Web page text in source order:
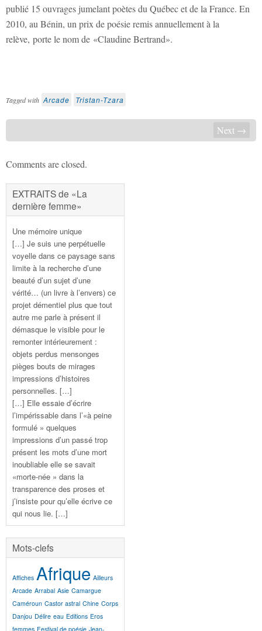
publié 15 ouvrages jumelant poètes du Québec et de la France. En
2010, au Bénin, un prix de poésie remis annuellement à la
relève, porte le nom de «Claudine Bertrand».
Tagged with Arcade Tristan-Tzara
Next →
Comments are closed.
EXTRAITS de «La
dernière femme»
Une mémoire unique
[…] Je suis une perpétuelle
voyelle dans ce paysage sans
limite à la recherche d’une
beauté d’un sujet d’une
vérité… (un livre à l’envers) ce
projet démentiel plus que tout
autre me parle à présent il
démasque le visible pour le
remonter intérieurement :
objets perdus mensonges
pièges bouts de mirages
impressions d’histoires
personnelles. […]
[…] Elle essaie d’écrire
l’impérissable dans l’«à peine
formulé » quelques
impressions d’un passé trop
présent les mots d’une mort
inoubliable elle se savait
«morte-née » dans la
transparence des proses et
j’insiste pour qu’elle écrive ce
qui nous lie. […]
Mots-clefs
Affiches Afrique Ailleurs
Arcade Arrabal Asie Camargue
Caméroun Castor astral Chine Corps
Danjou Délire eau Editions Eros
femmes Festival de poésie Jean-